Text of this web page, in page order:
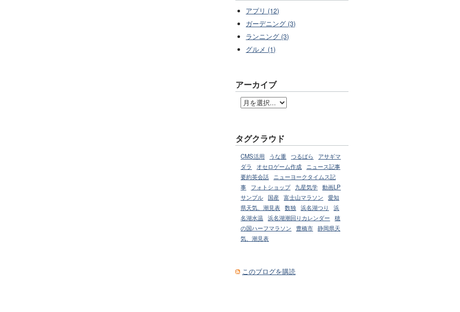
アプリ (12)
ガーデニング (3)
ランニング (3)
グルメ (1)
アーカイブ
タグクラウド
CMS活用 うな重 つるばら
アサギマ
ダラ
オセロゲーム作成
ニュース記事
要約英会話
ニューヨークタイムス記
事
フォトショップ 九星気学 動画LP
サンプル 国産 富士山マラソン
愛知
県天気、潮見表 数独 浜名湖つり
浜
名湖水温
浜名湖潮回りカレンダー
穂
の国ハーフマラソン
豊橋市 静岡県天
気、潮見表
このブログを購読